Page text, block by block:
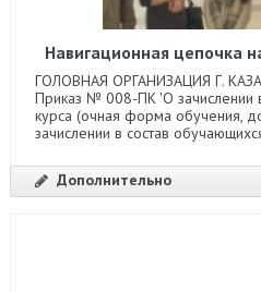
Навигационная цепочка
ГОЛОВНАЯ ОРГАНИЗАЦИЯ Г.
Приказ № 008-ПК 'О зачислении
курса (очная форма обучения,
зачислении в состав
Дополнительно